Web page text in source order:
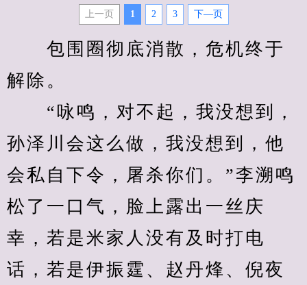
上一页 1 2 3 下—页
包围圈彻底消散，危机终于
解除。
“咏鸣，对不起，我没想到，
孙泽川会这么做，我没想到，他
会私自下令，屠杀你们。”李溯鸣
松了一口气，脸上露出一丝庆
幸，若是米家人没有及时打电
话，若是伊振霆、赵丹烽、倪夜